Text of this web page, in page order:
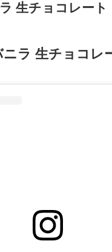
生チョコレート
ラ 生チョコレ